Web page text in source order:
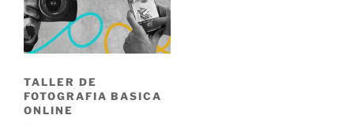
TALLER DE
FOTOGRAFIA BASICA
ONLINE